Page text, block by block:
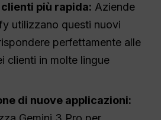
più rapida: Aziende
utilizzano questi nuovi
perfettamente alle
clienti in molte lingue
di nuove applicazioni: